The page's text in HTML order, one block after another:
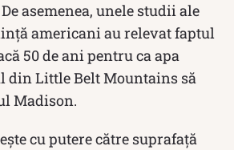
asemenea, unele studii ale
americani au relevat faptul
50 de ani pentru ca apa
Little Belt Mountains să
Madison.
cu putere către suprafață